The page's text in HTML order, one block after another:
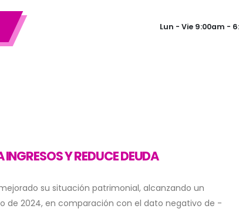
Lun - Vie 9:00am -
Y REDUCE DEUDA
mejorado su situación patrimonial, alcanzando un
de 2024, en comparación con el dato negativo de -